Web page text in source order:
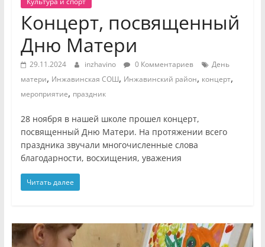
Концерт, посвященный
Дню Матери
29.11.2024 inzhavino 0 Комментариев
День
матери, Инжавинская СОШ, Инжавинский район, концерт,
мероприятие, праздник
28 ноября в нашей школе прошел концерт,
посвященный Дню Матери. На протяжении всего
праздника звучали многочисленные слова
благодарности, восхищения, уважения
Читать далее